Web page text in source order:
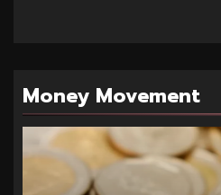
Money Movement